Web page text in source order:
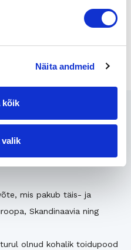
Näita andmeid
kõik
valik
Eestis
mis pakub täis- ja
Skandinaavia ning
olnud kohalik toidupood